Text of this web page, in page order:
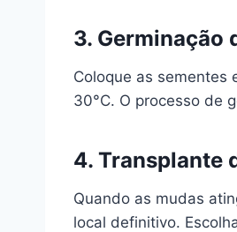
3. Germinação
Coloque as sementes
30°C. O processo de
4. Transplante
Quando as mudas
local definitivo.